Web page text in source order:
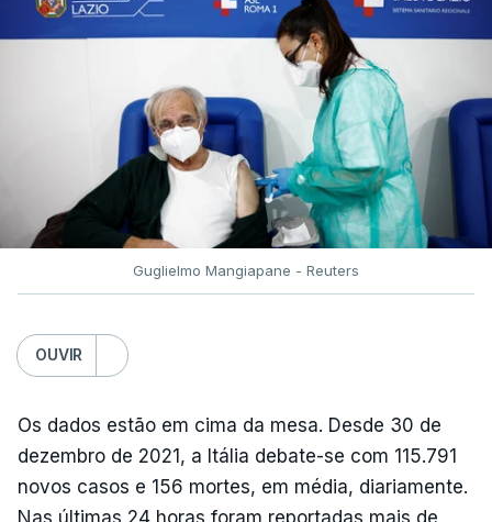
Guglielmo Mangiapane - Reuters
OUVIR
Os dados estão em cima da mesa. Desde 30 de
dezembro de 2021, a Itália debate-se com 115.791
novos casos e 156 mortes, em média, diariamente.
Nas últimas 24 horas foram reportadas mais de